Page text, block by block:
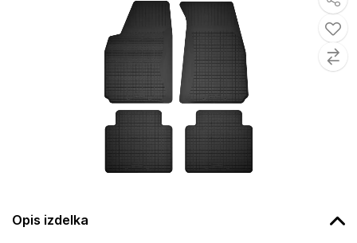
Opis izdelka